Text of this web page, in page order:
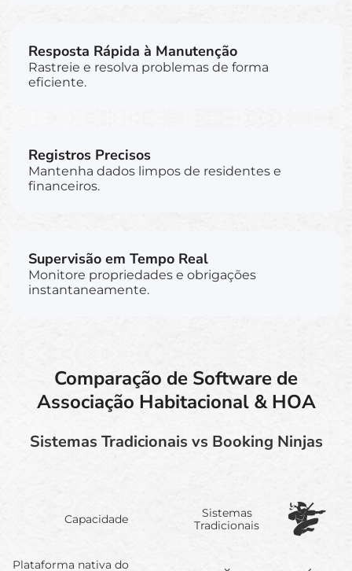
Resposta Rápida à Manutenção
Rastreie e resolva problemas de forma
eficiente.
Registros Precisos
Mantenha dados limpos de residentes e
financeiros.
Supervisão em Tempo Real
Monitore propriedades e obrigações
instantaneamente.
Comparação de Software de
Associação Habitacional & HOA
Sistemas Tradicionais vs Booking Ninjas
Capacidade
Sistemas
Tradicionais
Plataforma nativa do